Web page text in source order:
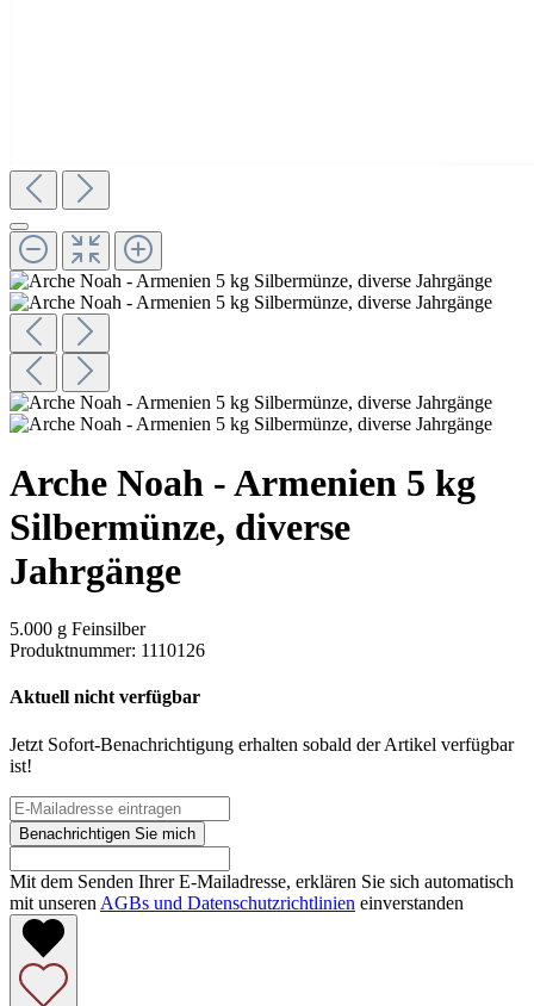
Arche Noah - Armenien 5 kg
Silbermünze, diverse
Jahrgänge
5.000 g Feinsilber
Produktnummer: 1110126
Aktuell nicht verfügbar
Jetzt Sofort-Benachrichtigung erhalten sobald der Artikel verfügbar
ist!
Benachrichtigen Sie mich
Mit dem Senden Ihrer E-Mailadresse, erklären Sie sich automatisch
mit unseren AGBs und Datenschutzrichtlinien einverstanden